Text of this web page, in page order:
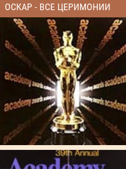
ОСКАР - ВСЕ ЦЕРИМОНИИ